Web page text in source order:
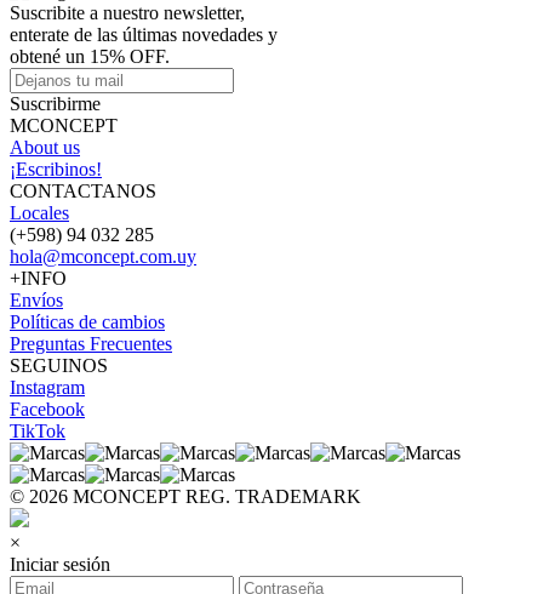
Suscribite a nuestro newsletter,
enterate de las últimas novedades y
obtené un 15% OFF.
Suscribirme
MCONCEPT
About us
¡Escribinos!
CONTACTANOS
Locales
(+598) 94 032 285
hola@mconcept.com.uy
+INFO
Envíos
Políticas de cambios
Preguntas Frecuentes
SEGUINOS
Instagram
Facebook
TikTok
© 2026 MCONCEPT REG. TRADEMARK
×
Iniciar sesión